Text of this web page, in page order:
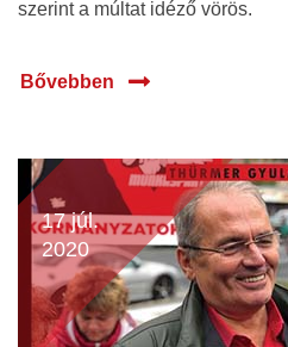
szerint a múltat idéző vörös.
Bővebben
17 júl.
2020